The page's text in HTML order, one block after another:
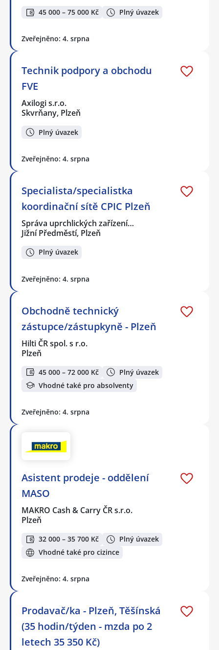
45 000 – 75 000 Kč Plný úvazek
Zveřejněno: 4. srpna
Technik podpory a obchodu
FVE
Axilogi s.r.o.
Skvrňany, Plzeň
Plný úvazek
Zveřejněno: 4. srpna
Specialista/specialistka
koordinační sítě CPIC Plzeň
Správa uprchlických zařízení…
Jižní Předměstí, Plzeň
Plný úvazek
Zveřejněno: 4. srpna
Obchodně technický
zástupce/zástupkyně - Plzeň
Hilti ČR spol. s r.o.
Plzeň
45 000 – 72 000 Kč
Plný úvazek
Vhodné také pro absolventy
Zveřejněno: 4. srpna
Asistent prodeje - oddělení
MASO
MAKRO Cash & Carry ČR s.r.o.
Plzeň
32 000 – 35 700 Kč
Plný úvazek
Vhodné také pro cizince
Zveřejněno: 4. srpna
Prodavač/ka - Plzeň, Těšínská
(35 hodin/týden - mzda po 2
letech 35 350 Kč)